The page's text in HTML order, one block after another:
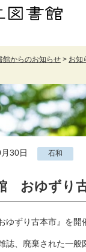
館からのお知らせ > お知
30日 石和
おゆずり
ゆずり古本市』を開
誌、廃棄された一般